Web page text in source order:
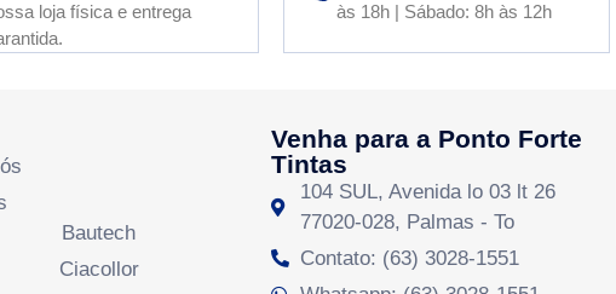
loja física e entrega
às 18h | Sábado: 8h às 12h
Bautech
Ciacollor
Venha para a Ponto Forte
Tintas
104 SUL, Avenida lo 03 lt 26
77020-028, Palmas - To
Contato: (63) 3028-1551